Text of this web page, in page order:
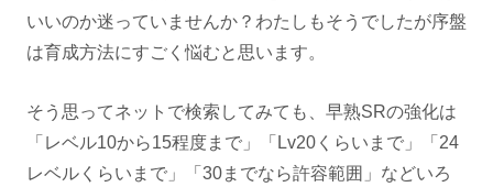
いいのか迷っていませんか？わたしもそうでしたが序盤
は育成方法にすごく悩むと思います。
そう思ってネットで検索してみても、早熟SRの強化は
「レベル10から15程度まで」「Lv20くらいまで」「24
レベルくらいまで」「30までなら許容範囲」などいろ